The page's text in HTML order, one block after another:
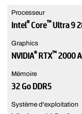
Processeur
Intel®Core™Ultra 9
Graphics
NVIDIA®RTX™2000
Mémoire
32 Go DDR5
Système d'exploitation